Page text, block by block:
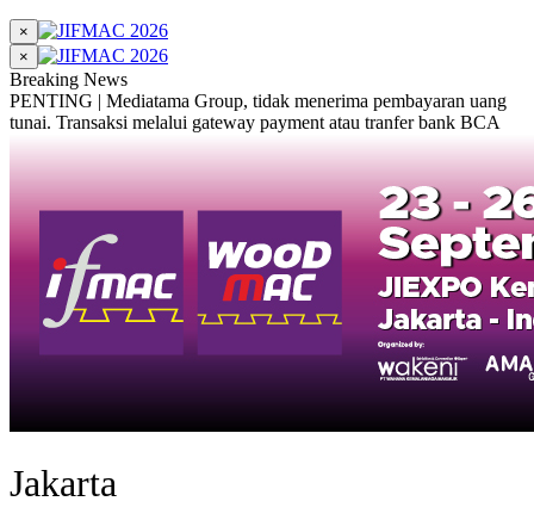
×
×
Breaking News
PENTING | Mediatama Group, tidak menerima pembayaran uang
tunai. Transaksi melalui gateway payment atau tranfer bank BCA
Jakarta